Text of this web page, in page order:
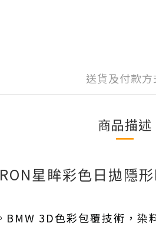
送貨及付款方
商品描述
星眸彩色日拋隱
3D色彩包覆技術，